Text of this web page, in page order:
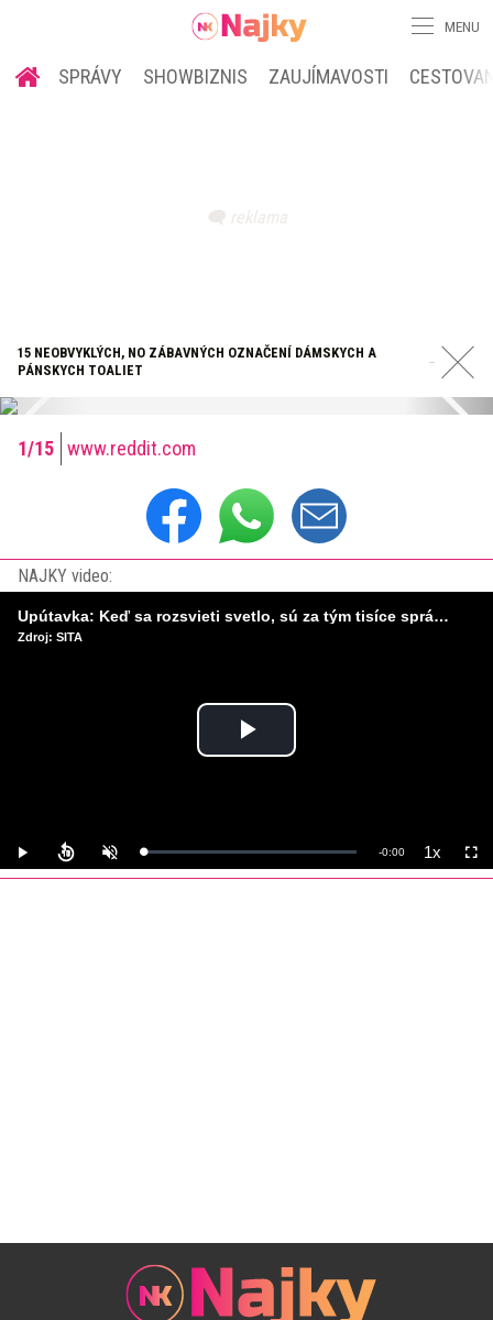
MENU
SPRÁVY SHOWBIZNIS ZAUJÍMAVOSTI
15 NEOBVYKLÝCH, NO ZÁBAVNÝCH OZNAČENÍ DÁMSKYCH A
PÁNSKYCH TOALIET
www.reddit.com
NAJKY video:
Play
Play UnmuteLoaded:
0%
Remaining
-0:00 1xPlayback
Rate
Upútavka: Keď sa rozsvieti svetlo, sú za tým tisíce správnych rozhodnutí. Ako vzniká infraštruktúra, ktorú nevnímame?
Zdroj: SITA